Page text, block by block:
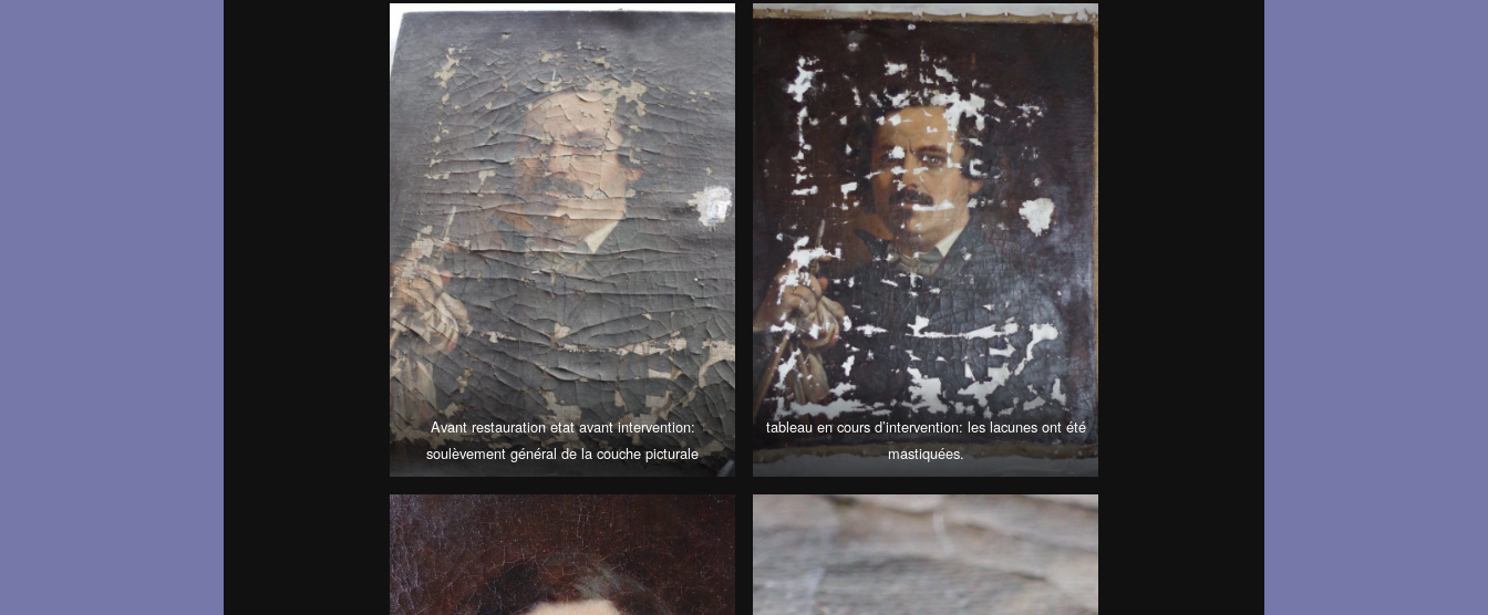
Avant restauration etat avant intervention:
soulèvement général de la couche picturale
tableau en cours d’intervention: les lacunes ont été
mastiquées.